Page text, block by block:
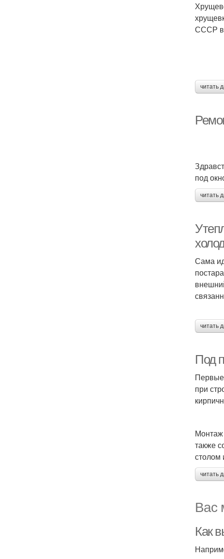
СССР в
читать
под
читать
Сама
читать
Под
Первые
при
Монтаж
также
столом
читать
Вас
Как